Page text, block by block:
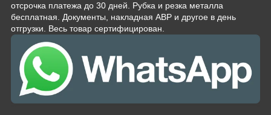
отсрочка платежа до 30 дней. Рубка и резка металла
бесплатная. Документы, накладная АВР и другое в день
отгрузки. Весь товар сертифицирован.